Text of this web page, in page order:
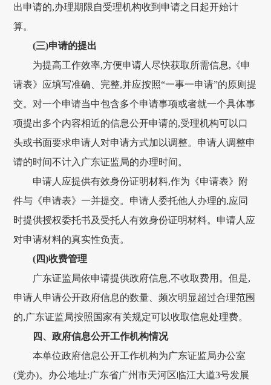
出申请的,办理期限自受理机构收到申请之日起开始计
算。
(三)申请的提出
为提高工作效率,方便申请人尽快获取所需信息,《申
请表》应填写准确、完整,并应按照“一事一申请”的原则提
交。对一个申请当中包含多个申请事项或者就一个具体事
项提出多个内容相近的信息公开申请的,受理机构可以口
头或书面要求申请人对申请方式加以调整。申请人调整申
请的时间不计入广东证监局的办理时间。
申请人应提供有效身份证明材料,作为《申请表》附
件与《申请表》一并提交。申请人委托他人办理的,应同
时提供授权委托书及受托人有效身份证明材料。申请人应
对申请材料的真实性负责。
(四)收费管理
广东证监局依申请提供政府信息,不收取费用。但是,
申请人申请公开政府信息的数量、频次明显超过合理范围
的,广东证监局按照国家有关规定可以收取信息处理费。
四、政府信息公开工作机构情况
本单位政府信息公开工作机构为广东证监局办公室
(党办)。 办公地址:广东省广州市天河区临江大道3号发展